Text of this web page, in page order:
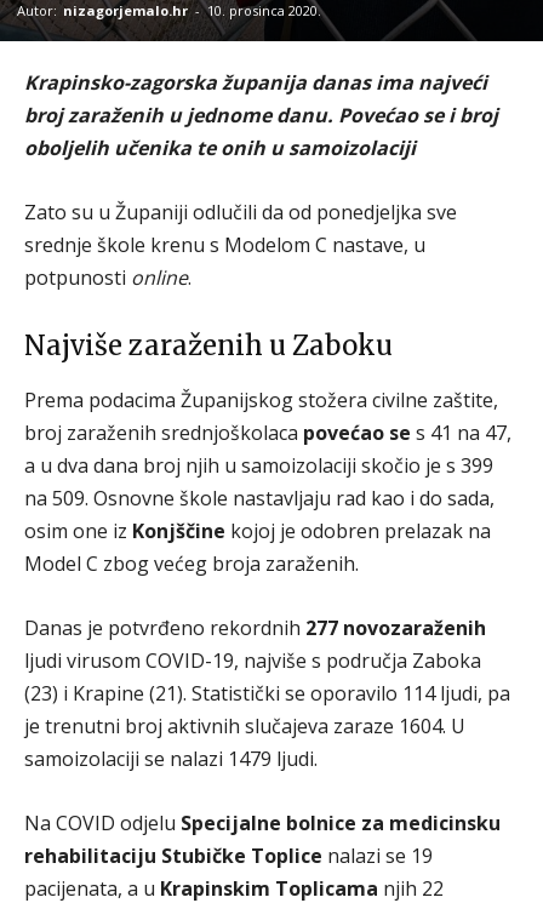
Autor: nizagorjemalo.hr - 10. prosinca 2020.
Krapinsko-zagorska županija danas ima najveći
broj zaraženih u jednome danu. Povećao se i broj
oboljelih učenika te onih u samoizolaciji
Zato su u Županiji odlučili da od ponedjeljka sve
srednje škole krenu s Modelom C nastave, u
potpunosti online.
Najviše zaraženih u Zaboku
Prema podacima Županijskog stožera civilne zaštite,
broj zaraženih srednjoškolaca povećao se s 41 na 47,
a u dva dana broj njih u samoizolaciji skočio je s 399
na 509. Osnovne škole nastavljaju rad kao i do sada,
osim one iz Konjščine kojoj je odobren prelazak na
Model C zbog većeg broja zaraženih.
Danas je potvrđeno rekordnih 277 novozaraženih
ljudi virusom COVID-19, najviše s područja Zaboka
(23) i Krapine (21). Statistički se oporavilo 114 ljudi, pa
je trenutni broj aktivnih slučajeva zaraze 1604. U
samoizolaciji se nalazi 1479 ljudi.
Na COVID odjelu Specijalne bolnice za medicinsku
rehabilitaciju Stubičke Toplice nalazi se 19
pacijenata, a u Krapinskim Toplicama njih 22